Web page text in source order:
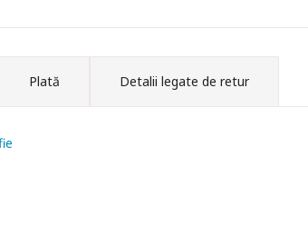
Plată Detalii legate de retur